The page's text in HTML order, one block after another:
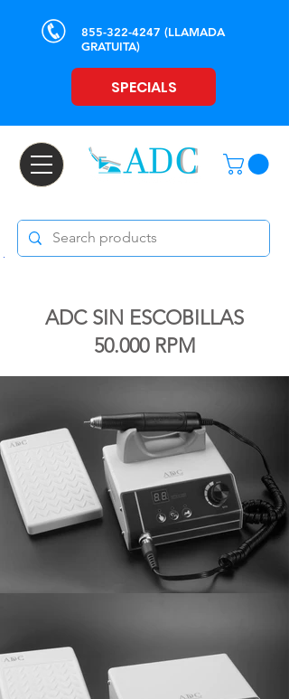
855-322-4247 (LLAMADA
GRATUITA)
SPECIALS
ADC SIN ESCOBILLAS
50.000 RPM